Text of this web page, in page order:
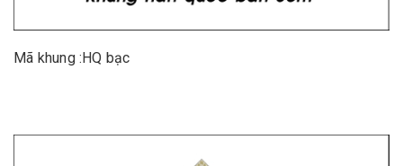
Mã khung :HQ bạc